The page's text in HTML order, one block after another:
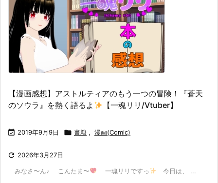
【漫画感想】アストルティアのもう一つの冒険！『蒼天
のソウラ』を熱く語るよ
【一魂リリ/Vtuber】
 2019年9月9日  書籍 , 漫画(Comic)
 2026年3月27日
みなさ〜ん♪ こんたま〜 一魂リリですっ 今日は、 ...